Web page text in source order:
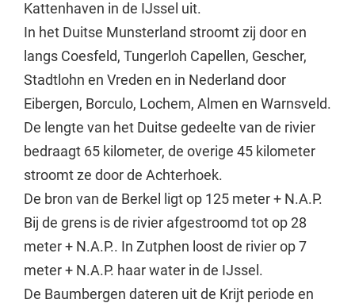
Kattenhaven in de IJssel uit.
In het Duitse Munsterland stroomt zij door en
langs Coesfeld, Tungerloh Capellen, Gescher,
Stadtlohn en Vreden en in Nederland door
Eibergen, Borculo, Lochem, Almen en Warnsveld.
De lengte van het Duitse gedeelte van de rivier
bedraagt 65 kilometer, de overige 45 kilometer
stroomt ze door de Achterhoek.
De bron van de Berkel ligt op 125 meter + N.A.P.
Bij de grens is de rivier afgestroomd tot op 28
meter + N.A.P.. In Zutphen loost de rivier op 7
meter + N.A.P. haar water in de IJssel.
De Baumbergen dateren uit de Krijt periode en